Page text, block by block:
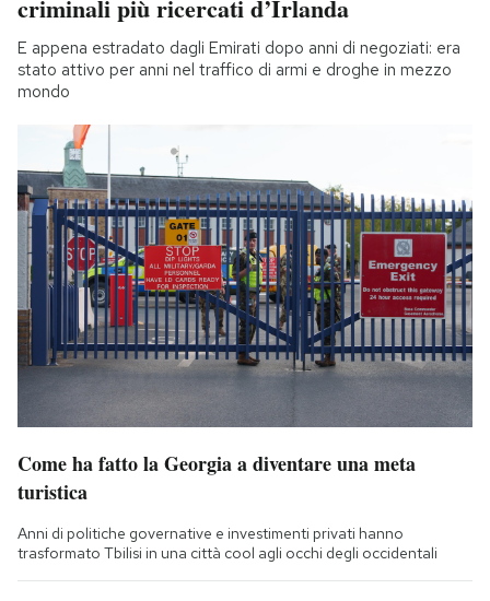
criminali più ricercati d’Irlanda
E appena estradato dagli Emirati dopo anni di negoziati: era
stato attivo per anni nel traffico di armi e droghe in mezzo
mondo
Come ha fatto la Georgia a diventare una meta
turistica
Anni di politiche governative e investimenti privati hanno
trasformato Tbilisi in una città cool agli occhi degli occidentali